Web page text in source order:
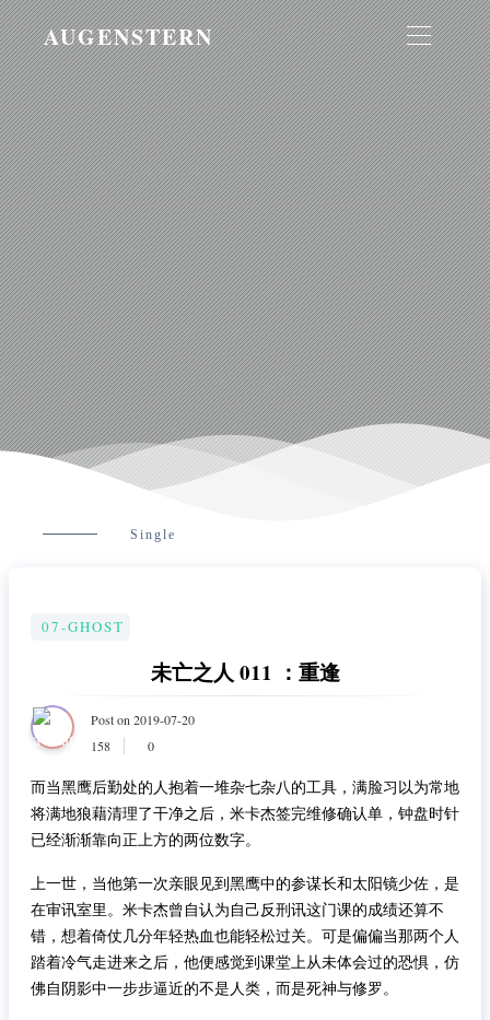
AUGENSTERN
Single
07-GHOST
未亡之人 011 ：重逢
Post on 2019-07-20
158
0
而当黑鹰后勤处的人抱着一堆杂七杂八的工具，满脸习以为常地
将满地狼藉清理了干净之后，米卡杰签完维修确认单，钟盘时针
已经渐渐靠向正上方的两位数字。
上一世，当他第一次亲眼见到黑鹰中的参谋长和太阳镜少佐，是
在审讯室里。米卡杰曾自认为自己反刑讯这门课的成绩还算不
错，想着倚仗几分年轻热血也能轻松过关。可是偏偏当那两个人
踏着冷气走进来之后，他便感觉到课堂上从未体会过的恐惧，仿
佛自阴影中一步步逼近的不是人类，而是死神与修罗。